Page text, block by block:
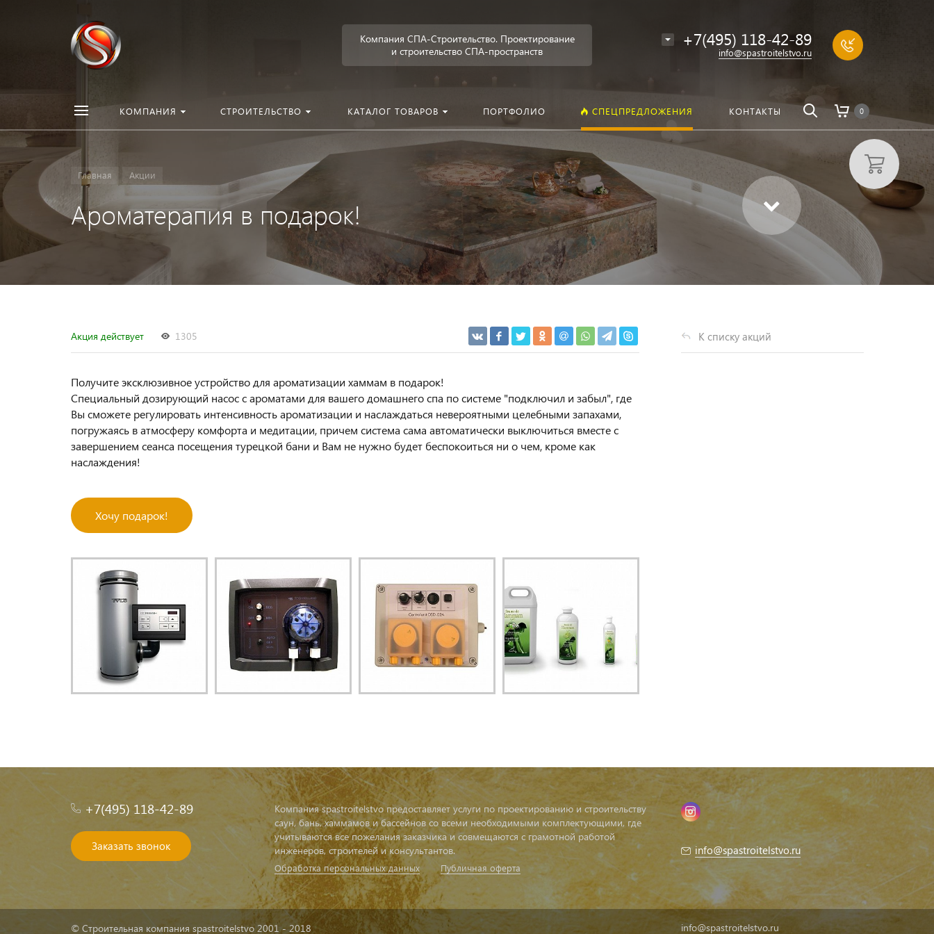
Искать:
Компания СПА-Строительство. Проектирование
и строительство СПА-пространств
+7(495) 118-42-89
info@spastroitelstvo.ru
КОМПАНИЯ СТРОИТЕЛЬСТВО КАТАЛОГ ТОВАРОВ ПОРТФОЛИО СПЕЦПРЕДЛОЖЕНИЯ КОНТАКТЫ 0
Главная Акции
Ароматерапия в подарок!
К списку акций
Акция действует 1305
Получите эксклюзивное устройство для ароматизации хаммам в подарок!
Специальный дозирующий насос с ароматами для вашего домашнего спа по системе "подключил и забыл", где
Вы сможете регулировать интенсивность ароматизации и наслаждаться невероятными целебными запахами,
погружаясь в атмосферу комфорта и медитации, причем система сама автоматически выключиться вместе с
завершением сеанса посещения турецкой бани и Вам не нужно будет беспокоиться ни о чем, кроме как
наслаждения!
Хочу подарок!
+7(495) 118-42-89
Заказать звонок
Компания spastroitelstvo предоставляет услуги по проектированию и строительству
саун, бань, хаммамов и бассейнов со всеми необходимыми комплектующими, где
учитываются все пожелания заказчика и совмещаются с грамотной работой
инженеров, строителей и консультантов.
Обработка персональных данных Публичная оферта
info@spastroitelstvo.ru
© Строительная компания spastroitelstvo 2001 - 2018 info@spastroitelstvo.ru